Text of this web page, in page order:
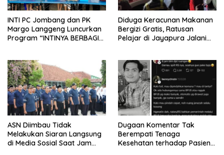
INTI PC Jombang dan PK
Margo Langgeng Luncurkan
Program “INTINYA BERBAGI”,
Diduga Keracunan Makanan
Bergizi Gratis, Ratusan
Pelajar di Jayapura Jalani
ASN Diimbau Tidak
Melakukan Siaran Langsung
di Media Sosial Saat Jam
Dugaan Komentar Tak
Berempati Tenaga
Kesehatan terhadap Pasien